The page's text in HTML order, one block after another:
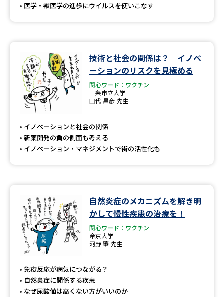
SELFBRAND特集ページ
オープンキャンパス検索 実施プログラムから探す
来場型・Web型イベント特集 夢ナビライブ
受験準備
先輩が入学を決めた理由 テレメール全国一斉進学調査
新生活お役立ちガイド
学問発見
医学・獣医学の進歩にウイルスを使いこなす
技術と社会の関係は？ イノベ
ーションのリスクを見極める
関心ワード：ワクチン
三条市立大学
田代 昌彦 先生
イノベーションと社会の関係
新薬開発の負の側面も考える
イノベーション・マネジメントで街の活性化も
自然炎症のメカニズムを解き明
かして慢性疾患の治療を！
関心ワード：ワクチン
帝京大学
河野 肇 先生
免疫反応が病気につながる？
自然炎症に関係する疾患
なぜ尿酸値は高くない方がいいのか